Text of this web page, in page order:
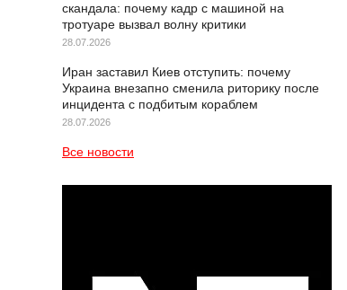
скандала: почему кадр с машиной на
тротуаре вызвал волну критики
28.07.2026
Иран заставил Киев отступить: почему
Украина внезапно сменила риторику после
инцидента с подбитым кораблем
28.07.2026
Все новости